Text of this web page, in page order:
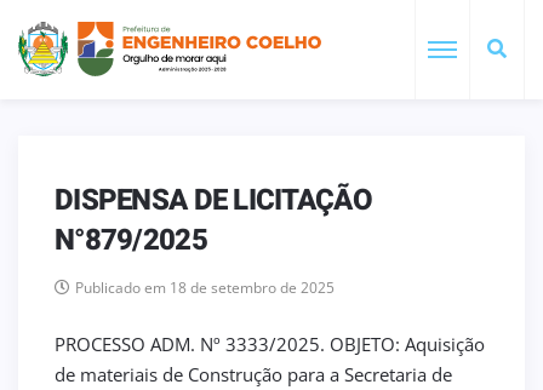
DISPENSA DE LICITAÇÃO
N°879/2025
Publicado em 18 de setembro de 2025
PROCESSO ADM. Nº 3333/2025. OBJETO: Aquisição
de materiais de Construção para a Secretaria de